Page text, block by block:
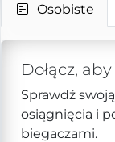
Osobiste
Dołącz,
Sprawdź
osiągnięcia i
biegaczami.